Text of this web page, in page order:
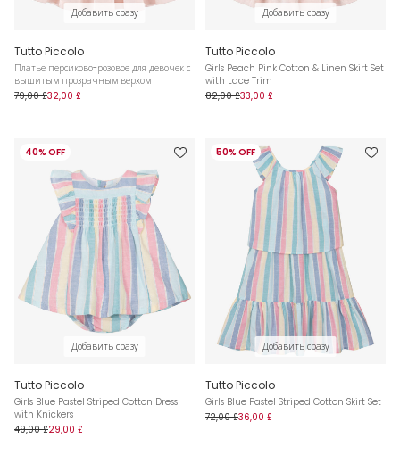
Добавить сразу
Tutto Piccolo
Платье персиково-розовое для девочек с
вышитым прозрачным верхом
79,00 £32,00 £
Добавить сразу
Tutto Piccolo
Girls Peach Pink Cotton & Linen Skirt Set
with Lace Trim
82,00 £33,00 £
40% OFF
Добавить сразу
Tutto Piccolo
Girls Blue Pastel Striped Cotton Dress
with Knickers
49,00 £29,00 £
50% OFF
Добавить сразу
Tutto Piccolo
Girls Blue Pastel Striped Cotton Skirt Set
72,00 £36,00 £